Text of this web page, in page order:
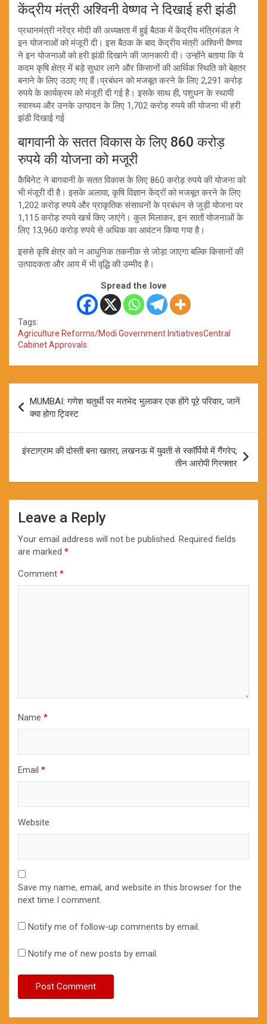
केंद्रीय मंत्री अश्विनी वेष्णव ने दिखाई हरी झंडी
प्रधानमंत्री नरेंद्र मोदी की अध्यक्षता में हुई बैठक में केंद्रीय मंत्रिमंडल ने
इन योजनाओं को मंजूरी दी। इस बैठक के बाद केंद्रीय मंत्री अश्विनी वैष्णव
ने इन योजनाओं को हरी झंडी दिखाने की जानकारी दी। उन्होंने बताया कि ये
कदम कृषि क्षेत्र में बड़े सुधार लाने और किसानों की आर्थिक स्थिति को बेहतर
बनाने के लिए उठाए गए हैं।प्रबंधन को मजबूत करने के लिए 2,291 करोड़
रुपये के कार्यक्रम को मंजूरी दी गई है। इसके साथ ही, पशुधन के स्थायी
स्वास्थ्य और उनके उत्पादन के लिए 1,702 करोड़ रुपये की योजना भी हरी
झंडी दिखाई गई
बागवानी के सतत विकास के लिए 860 करोड़
रुपये की योजना को मजूरी
कैबिनेट ने बागवानी के सतत विकास के लिए 860 करोड़ रुपये की योजना को
भी मंजूरी दी है। इसके अलावा, कृषि विज्ञान केंद्रों को मजबूत करने के लिए
1,202 करोड़ रुपये और प्राकृतिक संसाधनों के प्रबंधन से जुड़ी योजना पर
1,115 करोड़ रुपये खर्च किए जाएंगे। कुल मिलाकर, इन सातों योजनाओं के
लिए 13,960 करोड़ रुपये से अधिक का आवंटन किया गया है।
इससे कृषि क्षेत्र को न आधुनिक तकनीक से जोड़ा जाएगा बल्कि किसानों की
उत्पादकता और आय में भी वृद्धि की उम्मीद है।
Spread the love
Tags:
Agriculture Reforms/Modi Government InitiativesCentral
Cabinet Approvals
navigation
MUMBAI: गणेश चतुर्थी पर मतभेद भुलाकर एक होंगे पूरे परिवार, जानें
क्या होगा ट्विस्ट
इंस्टाग्राम की दोस्ती बना खतरा, लखनऊ में युवती से स्कॉर्पियो में गैंगरेप;
तीन आरोपी गिरफ्तार
Leave a Reply
Your email address will not be published. Required fields
are marked *
Comment *
Name *
Email *
Website
Save my name, email, and website in this browser for the
next time I comment.
Notify me of follow-up comments by email.
Notify me of new posts by email.